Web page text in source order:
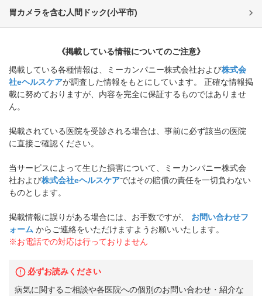
胃カメラを含む人間ドック(小平市)
《掲載している情報についてのご注意》
掲載している各種情報は、ミーカンパニー株式会社および株式会
社eヘルスケアが調査した情報をもとにしています。 正確な情報掲
載に努めておりますが、内容を完全に保証するものではありませ
ん。
掲載されている医院を受診される場合は、事前に必ず該当の医院
に直接ご確認ください。
当サービスによって生じた損害について、ミーカンパニー株式会
社および株式会社eヘルスケアではその賠償の責任を一切負わない
ものとします。
掲載情報に誤りがある場合には、お手数ですが、
お問い合わせフ
ォーム からご連絡をいただけますようお願いいたします。
※お電話での対応は行っておりません
必ずお読みください
病気に関するご相談や各医院への個別のお問い合わせ・紹介な